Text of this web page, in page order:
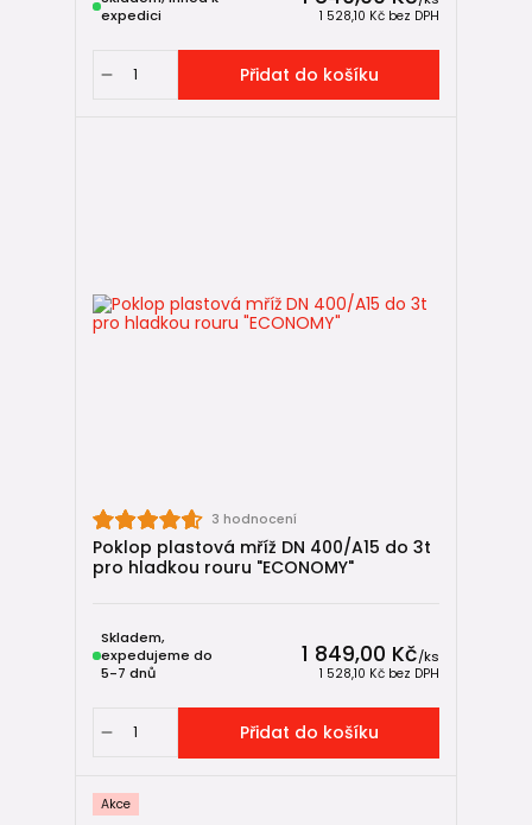
1 528,10 Kč bez DPH
expedici
Přidat do košíku
3 hodnocení
Poklop plastová mříž DN 400/A15 do 3t
pro hladkou rouru "ECONOMY"
1 849,00 Kč/ks
1 528,10 Kč bez DPH
Skladem,
expedujeme do
5-7 dnů
Přidat do košíku
Akce